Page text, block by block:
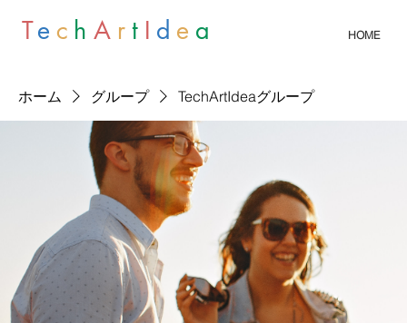
Te c hA r t I d e a HOME
ホーム グループ TechArtIdeaグループ